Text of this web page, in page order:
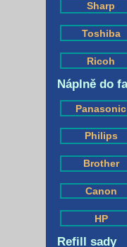
Sharp
Toshiba
Ricoh
Náplně do
Panasonic
Philips
Brother
Canon
HP
Refill sady